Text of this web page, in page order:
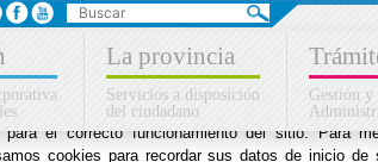
en
cookies en este sitio
el correcto funcionamiento del sitio. Para
cookies para recordar sus datos de inicio de
La provincia
Servicios a disposición
del ciudadano
Gestión y